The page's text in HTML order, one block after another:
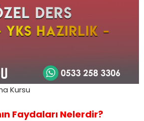
Kursu
Faydaları Nelerdir?